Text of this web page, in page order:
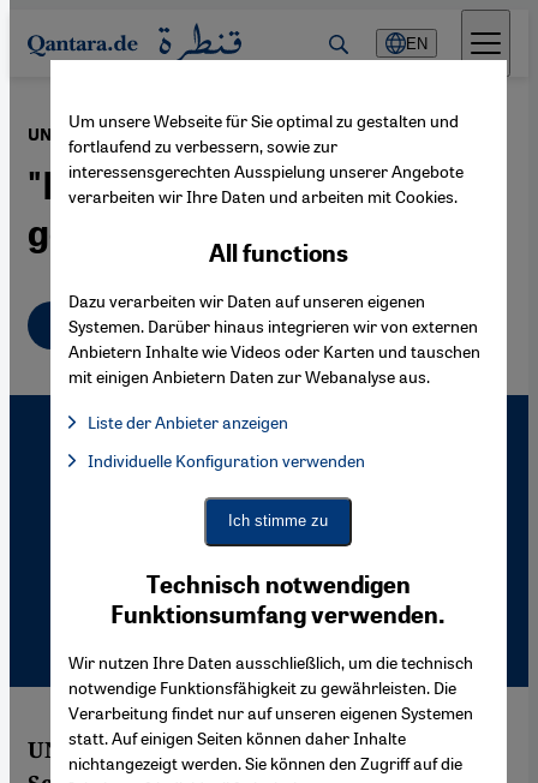
Direkt zum Inhalt springen
EN
UN-Beobachtungsmissionen im Sudan ·11.02.2005
"Die Herzen der Menschen
gewinnen"
Deutsch
UN-Beobachtungsmissionen bilden den
Um unsere Webseite für Sie optimal zu gestalten und
fortlaufend zu verbessern, sowie zur
interessensgerechten Ausspielung unserer Angebote
verarbeiten wir Ihre Daten und arbeiten mit Cookies.
Technisch notwendigen
Funktionsumfang verwenden.
Wir nutzen Ihre Daten ausschließlich, um die technisch
notwendige Funktionsfähigkeit zu gewährleisten. Die
Verarbeitung findet nur auf unseren eigenen Systemen
statt. Auf einigen Seiten können daher Inhalte
nichtangezeigt werden. Sie können den Zugriff auf die
All functions
Dazu verarbeiten wir Daten auf unseren eigenen
Systemen. Darüber hinaus integrieren wir von externen
Anbietern Inhalte wie Videos oder Karten und tauschen
mit einigen Anbietern Daten zur Webanalyse aus.
Liste der Anbieter anzeigen
Facebook Embed / Facebook Connect, Google Maps Embed,
Facebook Embed / Facebook Connect
Google Maps Embed
Individuelle Konfiguration verwenden
Ich stimme zu